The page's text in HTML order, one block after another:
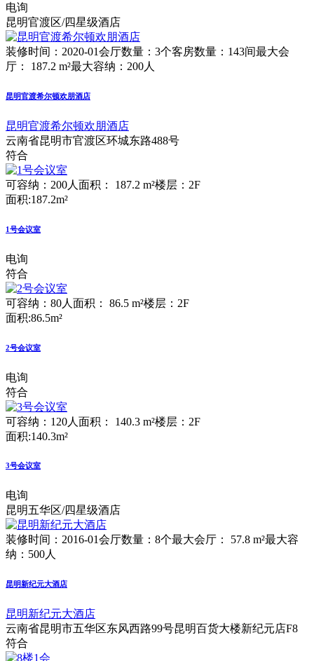
电询
昆明官渡区/四星级酒店
装修时间：2020-01会厅数量：3个客房数量：143间最大会
厅： 187.2 m²最大容纳：200人
昆明官渡希尔顿欢朋酒店
昆明官渡希尔顿欢朋酒店
云南省昆明市官渡区环城东路488号
符合
可容纳：200人 面积： 187.2 m²楼层：2F
面积:187.2m²
1号会议室
电询
符合
可容纳：80人 面积： 86.5 m²楼层：2F
面积:86.5m²
2号会议室
电询
符合
可容纳：120人 面积： 140.3 m²楼层：2F
面积:140.3m²
3号会议室
电询
昆明五华区/四星级酒店
装修时间：2016-01会厅数量：8个最大会厅： 57.8 m²最大容
纳：500人
昆明新纪元大酒店
昆明新纪元大酒店
云南省昆明市五华区东风西路99号昆明百货大楼新纪元店F8
符合